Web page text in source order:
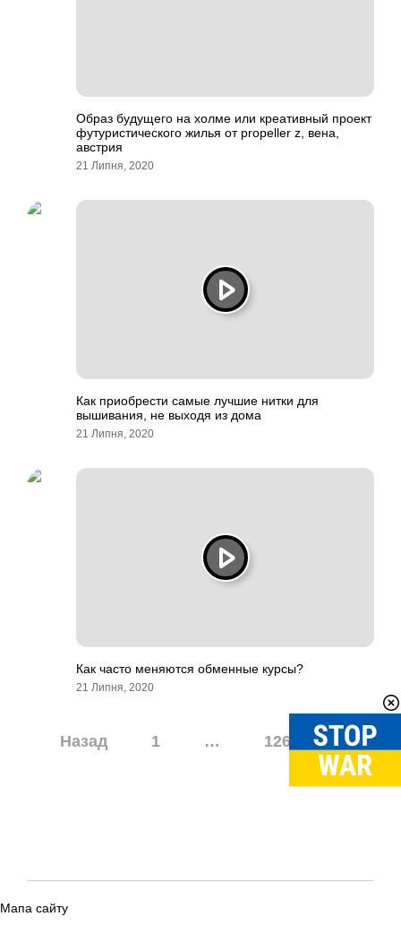
Образ будущего на холме или креативный проект
футуристического жилья от propeller z, вена,
австрия
21 Липня, 2020
Как приобрести самые лучшие нитки для
вышивания, не выходя из дома
21 Липня, 2020
Как часто меняются обменные курсы?
21 Липня, 2020
НавігаціяНазад 1 … 126 127
Мапа сайту